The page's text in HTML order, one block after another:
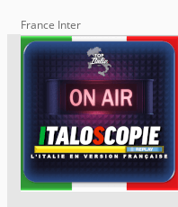
France Inter